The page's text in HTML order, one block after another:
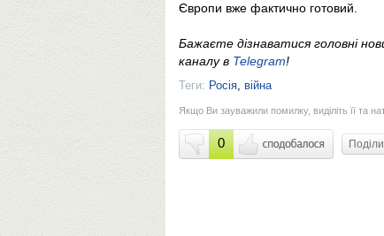
Європи вже фактично готовий.
Бажаєте дізнаватися головні
каналу в Telegram!
Теги: Росія, війна
Якщо Ви зауважили помилку, виділіть її та
0